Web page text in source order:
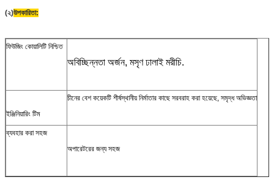
(২)উপকারিতা:
ফিউজিং কোয়ালিটি নিশ্চিত
অবিচ্ছিন্নতা অর্জন, মসৃণ ঢালাই মরীচি.
ইঞ্জিনিয়ারিং টিম
চীনের বেশ কয়েকটি শীর্ষস্থানীয় নির্মাতার কাছে সরবরাহ করা হয়েছে, সমৃদ্ধ অভিজ্ঞতা
ব্যবহার করা সহজ
অপারেটরের জন্য সহজ